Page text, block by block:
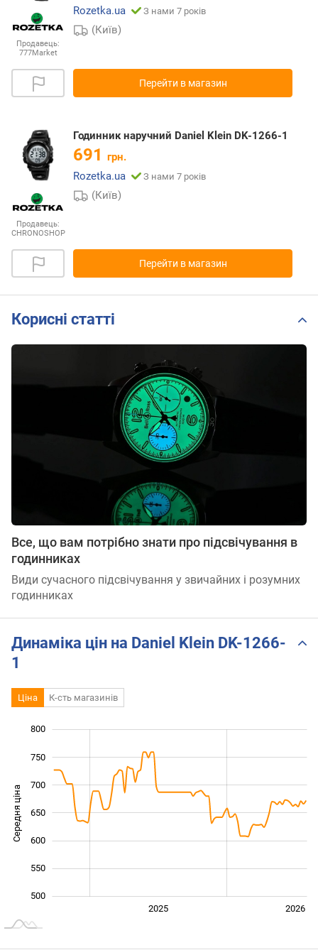
Продавець:
777Market
Rozetka.ua
З нами 7 років
(Київ)
Перейти в магазин
Продавець:
CHRONOSHOP
Годинник наручний Daniel Klein DK-1266-1
691 грн.
Rozetka.ua
З нами 7 років
(Київ)
Перейти в магазин
Корисні статті
Все, що вам потрібно знати про підсвічування в
годинниках
Види сучасного підсвічування у звичайних і розумних
годинниках
Динаміка цін на Daniel Klein DK-1266-
1
Ціна К-сть магазинів
Середня ціна 500
500
550
600
650
700
750
800
2025 2026